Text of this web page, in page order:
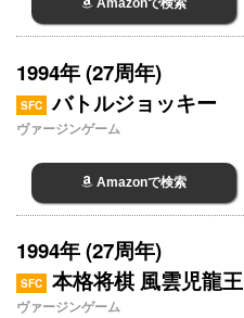
Amazonで検索
1994年 (27周年)
SFC バトルジョッキー
ヴァージンゲーム
Amazonで検索
1994年 (27周年)
SFC 本格将棋 風雲児龍王
ヴァージンゲーム